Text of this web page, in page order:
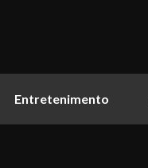
Entretenimento